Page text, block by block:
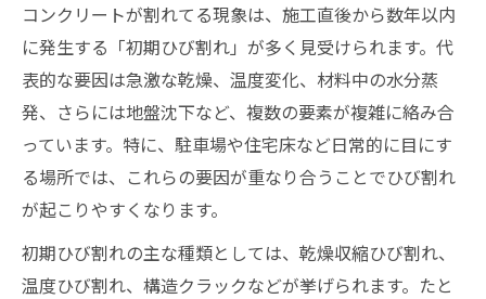
コンクリートが割れてる現象は、施工直後から数年以内
に発生する「初期ひび割れ」が多く見受けられます。代
表的な要因は急激な乾燥、温度変化、材料中の水分蒸
発、さらには地盤沈下など、複数の要素が複雑に絡み合
っています。特に、駐車場や住宅床など日常的に目にす
る場所では、これらの要因が重なり合うことでひび割れ
が起こりやすくなります。
初期ひび割れの主な種類としては、乾燥収縮ひび割れ、
温度ひび割れ、構造クラックなどが挙げられます。たと